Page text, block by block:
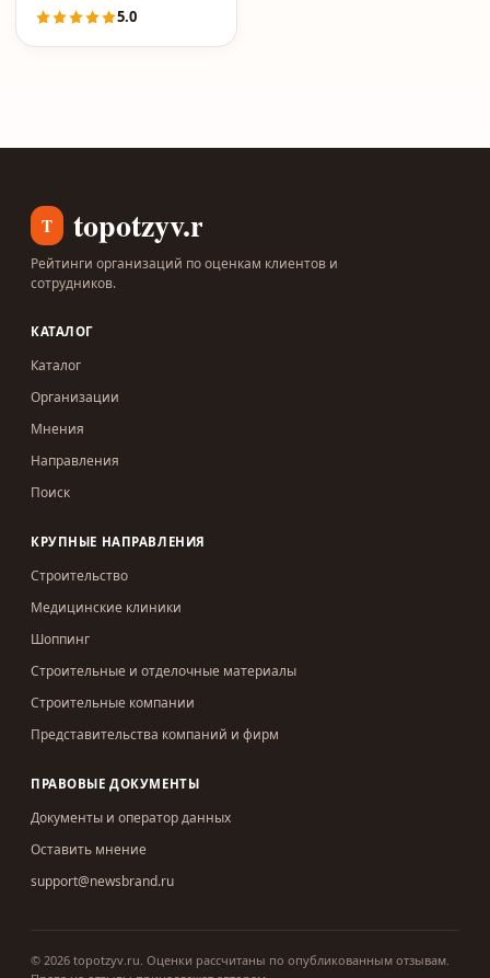
5.0
T topotzyv.ru
Рейтинги организаций по оценкам клиентов и
сотрудников.
КАТАЛОГ
Каталог
Организации
Мнения
Направления
Поиск
КРУПНЫЕ НАПРАВЛЕНИЯ
Строительство
Медицинские клиники
Шоппинг
Строительные и отделочные материалы
Строительные компании
Представительства компаний и фирм
ПРАВОВЫЕ ДОКУМЕНТЫ
Документы и оператор данных
Оставить мнение
support@newsbrand.ru
© 2026 topotzyv.ru. Оценки рассчитаны по опубликованным отзывам.